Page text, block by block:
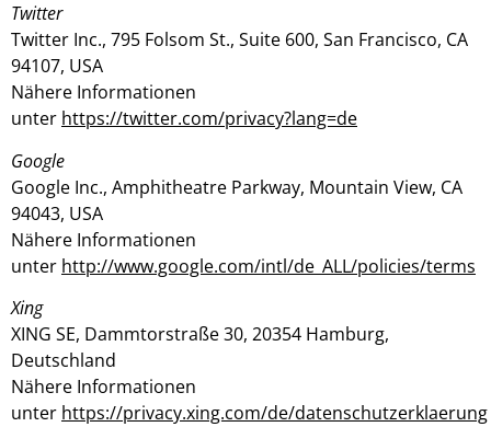
Twitter
Twitter Inc., 795 Folsom St., Suite 600, San Francisco, CA
94107, USA
Nähere Informationen
unter https://twitter.com/privacy?lang=de
Google
Google Inc., Amphitheatre Parkway, Mountain View, CA
94043, USA
Nähere Informationen
unter http://www.google.com/intl/de_ALL/policies/terms
Xing
XING SE, Dammtorstraße 30, 20354 Hamburg,
Deutschland
Nähere Informationen
unter https://privacy.xing.com/de/datenschutzerklaerung